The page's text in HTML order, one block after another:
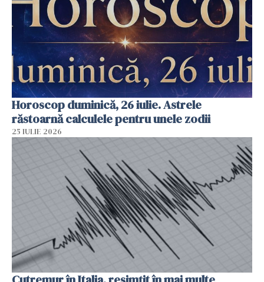
Horoscop duminică, 26 iulie. Astrele
răstoarnă calculele pentru unele zodii
25 IULIE 2026